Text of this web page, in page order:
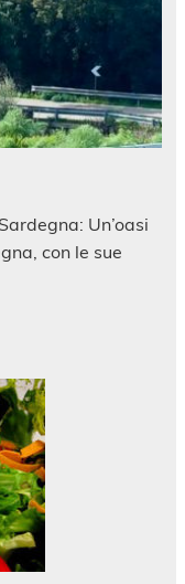
Un’oasi
con le sue